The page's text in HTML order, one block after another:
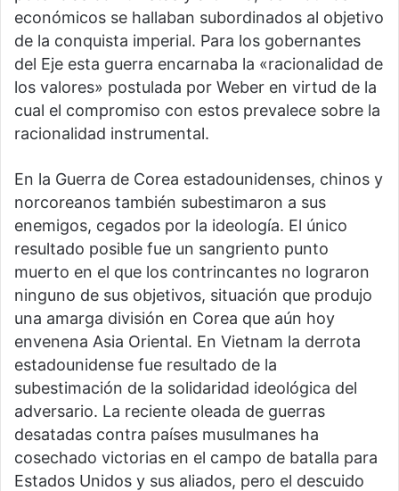
económicos se hallaban subordinados al objetivo
de la conquista imperial. Para los gobernantes
del Eje esta guerra encarnaba la «racionalidad de
los valores» postulada por Weber en virtud de la
cual el compromiso con estos prevalece sobre la
racionalidad instrumental.
En la Guerra de Corea estadounidenses, chinos y
norcoreanos también subestimaron a sus
enemigos, cegados por la ideología. El único
resultado posible fue un sangriento punto
muerto en el que los contrincantes no lograron
ninguno de sus objetivos, situación que produjo
una amarga división en Corea que aún hoy
envenena Asia Oriental. En Vietnam la derrota
estadounidense fue resultado de la
subestimación de la solidaridad ideológica del
adversario. La reciente oleada de guerras
desatadas contra países musulmanes ha
cosechado victorias en el campo de batalla para
Estados Unidos y sus aliados, pero el descuido